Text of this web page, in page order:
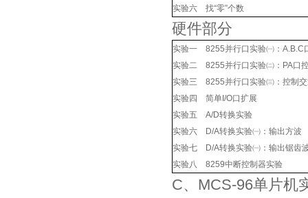
实验六 找“零”个数
硬件部分
实验一 8255并行口实验㈠：A.B.C
实验二 8255并行口实验㈡：PA口
实验三 8255并行口实验㈢：控制
实验四 简单I/O口扩展
实验五 A/D转换实验
实验六 D/A转换实验㈠：输出方波
实验七 D/A转换实验㈠：输出锯齿
实验八 8259中断控制器实验
C、MCS-96单片机